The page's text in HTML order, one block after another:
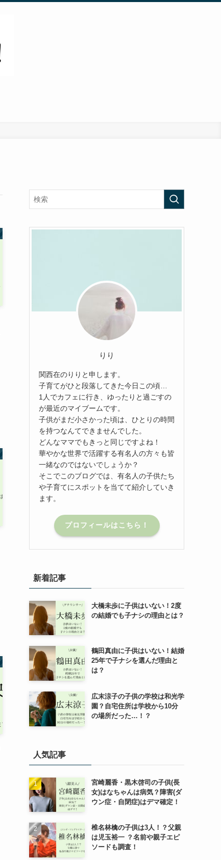
りり
関西在のりりと申します。
子育てがひと段落してきた今日この頃…
1人でカフェに行き、ゆったりと過ごすの
が最近のマイブームです。
子供がまだ小さかった頃は、ひとりの時間
を持つなんてできませんでした。
どんなママでもきっと同じですよね！
華やかな世界で活躍する有名人の方々も皆
一緒なのではないでしょうか？
そこでこのブログでは、有名人の子供たち
や子育てにスポットを当てて紹介していき
ます。
プロフィールはこちら！
新着記事
大橋未歩に子供はいない！2度
の結婚でも子ナシの理由とは？
鶴田真由に子供はいない！結婚
25年で子ナシを選んだ理由と
は？
広末涼子の子供の学校は和光学
園？自宅住所は学校から10分
の場所だった…！？
人気記事
宮崎麗香・黒木啓司の子供(長
女)はなちゃんは病気？障害(ダ
ウン症・自閉症)はデマ確定！
椎名林檎の子供は3人！？父親
は児玉裕一 ？名前や親子エピ
ソードも調査！